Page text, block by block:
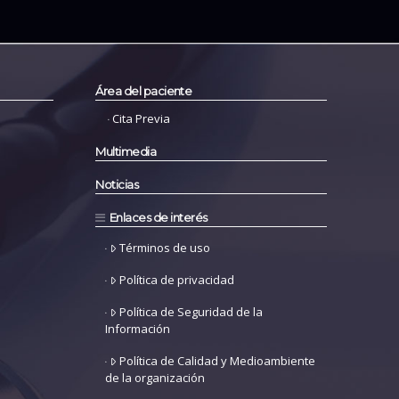
Área del paciente
Cita Previa
Multimedia
Noticias
Enlaces de interés
Términos de uso
Política de privacidad
Política de Seguridad de la
Información
Política de Calidad y Medioambiente
de la organización